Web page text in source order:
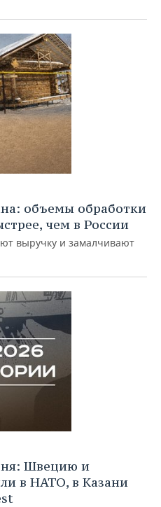
объемы обработки
чем в России
выручку и замалчивают
Швецию и
в НАТО, в Казани